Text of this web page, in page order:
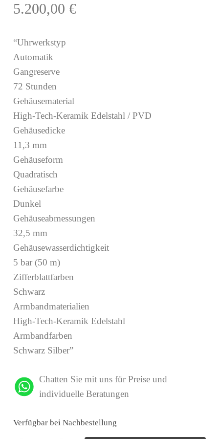
5.200,00 €
“Uhrwerkstyp
Automatik
Gangreserve
72 Stunden
Gehäusematerial
High-Tech-Keramik Edelstahl / PVD
Gehäusedicke
11,3 mm
Gehäuseform
Quadratisch
Gehäusefarbe
Dunkel
Gehäuseabmessungen
32,5 mm
Gehäusewasserdichtigkeit
5 bar (50 m)
Zifferblattfarben
Schwarz
Armbandmaterialien
High-Tech-Keramik Edelstahl
Armbandfarben
Schwarz Silber”
Chatten Sie mit uns für Preise und
individuelle Beratungen
Verfügbar bei Nachbestellung